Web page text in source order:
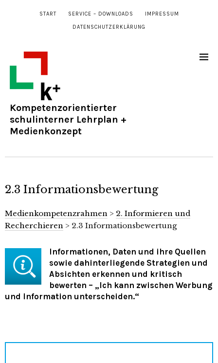
START SERVICE – DOWNLOADS IMPRESSUM
DATENSCHUTZERKLÄRUNG
Kompetenzorientierter
schulinterner Lehrplan +
Medienkonzept
2.3 Informationsbewertung
Medienkompetenzrahmen > 2. Informieren und
Recherchieren > 2.3 Informationsbewertung
Informationen, Daten und ihre Quellen
sowie dahinterliegende Strategien und
Absichten erkennen und kritisch
bewerten – „Ich kann zwischen Werbung
und Information unterscheiden.“